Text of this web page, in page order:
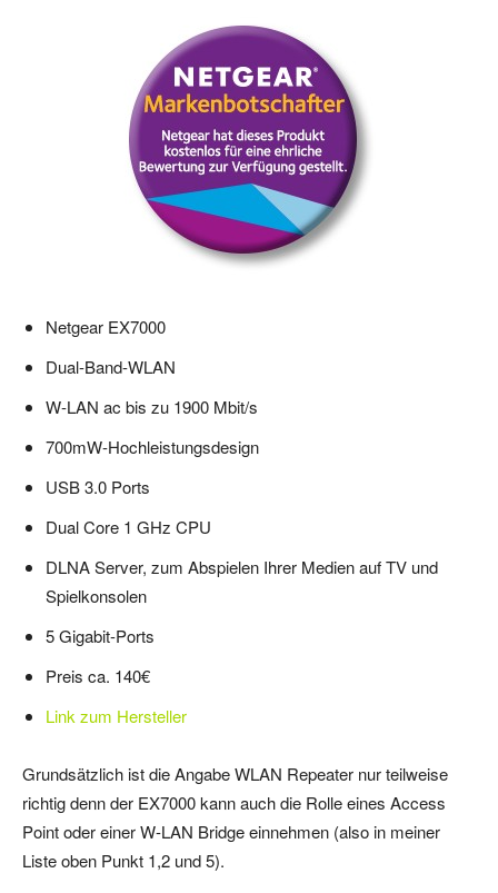
Netgear EX7000
Dual-Band-WLAN
W-LAN ac bis zu 1900 Mbit/s
700mW-Hochleistungsdesign
USB 3.0 Ports
Dual Core 1 GHz CPU
DLNA Server, zum Abspielen Ihrer Medien auf TV und
Spielkonsolen
5 Gigabit-Ports
Preis ca. 140€
Link zum Hersteller
Grundsätzlich ist die Angabe WLAN Repeater nur teilweise
richtig denn der EX7000 kann auch die Rolle eines Access
Point oder einer W-LAN Bridge einnehmen (also in meiner
Liste oben Punkt 1,2 und 5).